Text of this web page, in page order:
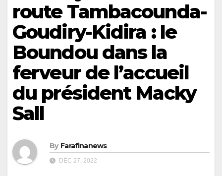
route Tambacounda-
Goudiry-Kidira : le
Boundou dans la
ferveur de l’accueil
du président Macky
Sall
By Farafinanews
DÉC 27, 2022